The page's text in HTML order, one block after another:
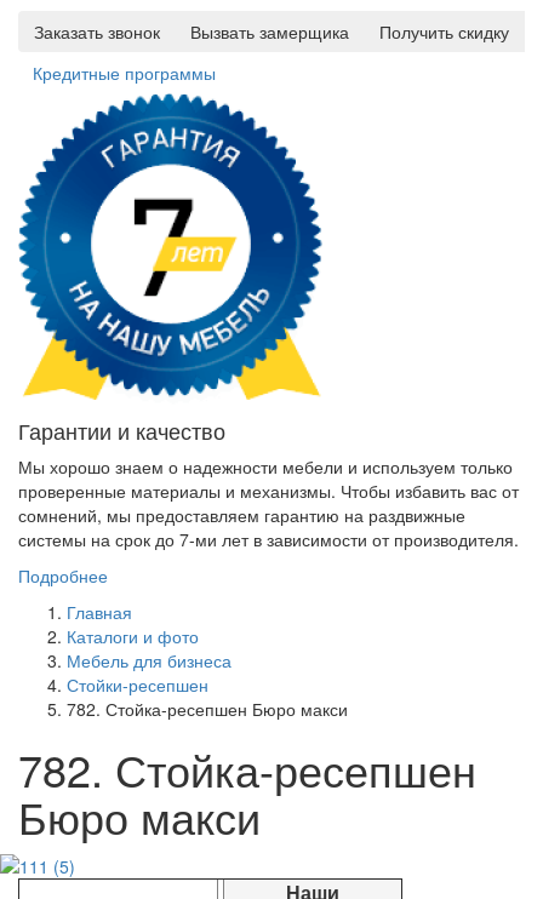
Заказать звонок
Вызвать замерщика
Получить скидку
Кредитные программы
Гарантии и качество
Мы хорошо знаем о надежности мебели и используем только
проверенные материалы и механизмы. Чтобы избавить вас от
сомнений, мы предоставляем гарантию на раздвижные
системы на срок до 7-ми лет в зависимости от производителя.
Подробнее
Главная
Каталоги и фото
Мебель для бизнеса
Стойки-ресепшен
782. Стойка-ресепшен Бюро макси
782. Стойка-ресепшен
Бюро макси
Наши